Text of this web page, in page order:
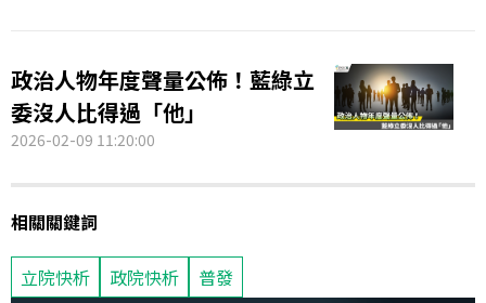
政治人物年度聲量公佈！藍綠立
委沒人比得過「他」
2026-02-09 11:20:00
相關關鍵詞
立院快析 政院快析 普發